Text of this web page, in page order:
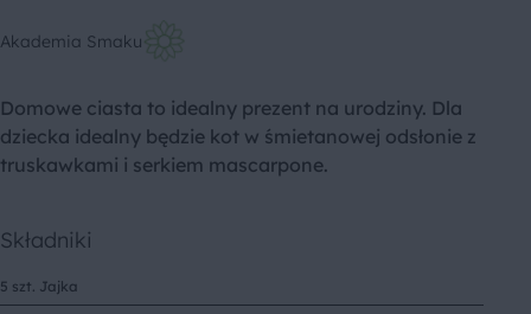
Akademia Smaku
Domowe ciasta to idealny prezent na urodziny. Dla
dziecka idealny będzie kot w śmietanowej odsłonie z
truskawkami i serkiem mascarpone.
Składniki
5 szt. Jajka